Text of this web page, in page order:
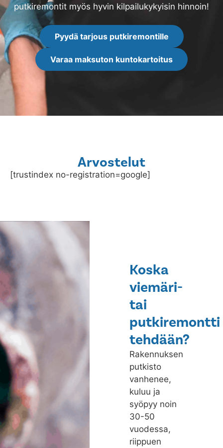
putkiremontit myös hyvin kilpailukykyisin hinnoin!
Pyydä tarjous putkiremontille
Varaa maksuton kuntokartoitus
Arvostelut
[trustindex no-registration=google]
Koska
viemäri-
tai
putkiremontti
tehdään?
Rakennuksen
putkisto
vanhenee,
kuluu ja
syöpyy noin
30-50
vuodessa,
riippuen